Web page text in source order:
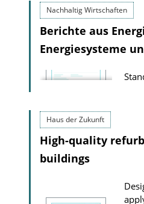
Nachhaltig Wirtschaften
Berichte aus
Energiesysteme
Haus der Zukunft
High-quality
buildings